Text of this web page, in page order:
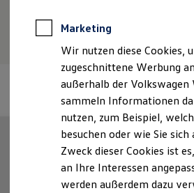
Anpfiff zum Gewinn
Elektroautos
ID. Tutorials
Elektrofahrzeugkonzepte
Reichweite
Reichweite der ID.
Reichweite im Winter
Laden
Laden unterwegs
Laden Zuhause
Marketing
Wir nutzen diese Cookies,
zugeschnittene Werbung
außerhalb der Volkswagen
sammeln Informationen
nutzen, zum Beispiel,
besuchen oder wie Sie
Zweck dieser Cookies ist
an Ihre Interessen
werden außerdem dazu